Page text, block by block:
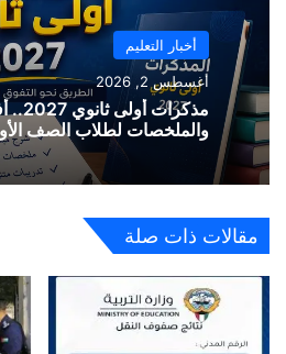
أخبار التعليم
أغسطس 2, 2026
والملخصات لطلاب الصف
مقالات ذات صلة